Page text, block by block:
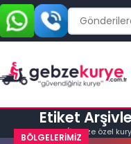
Etiket
Ana Sayfa "gebze özel
BÖLGELERIMIZ